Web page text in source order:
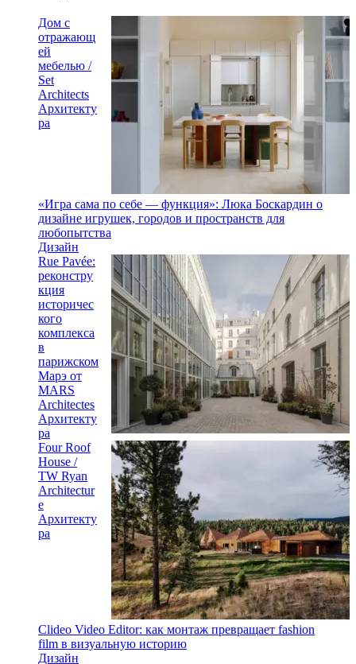
Дом с
отражающ
ей
мебелью /
Set
Architects
Архитекту
ра
«Игра сама по себе — функция»: Люка Боскардин о
дизайне игрушек, городов и пространств для
любопытства
Дизайн
Rue Pavée:
реконстру
кция
историчес
кого
комплекса
в
парижском
Марэ от
MARS
Architectes
Архитекту
ра
Four Roof
House /
TW Ryan
Architectur
e
Архитекту
ра
Clideo Video Editor: как монтаж превращает fashion
film в визуальную историю
Дизайн